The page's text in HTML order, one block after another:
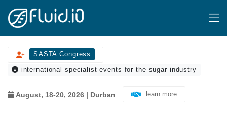
SASTA Congress
international specialist events for the sugar industry
August, 18-20, 2026 | Durban learn more